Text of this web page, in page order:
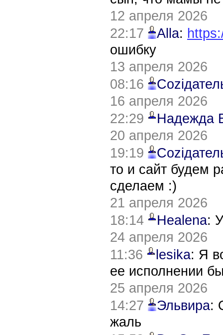
12 апреля 2026
22:17
Alla:
ошибку
13 апреля 2026
08:16
16 апреля 2026
22:29
Надежда
20 апреля 2026
19:19
то и сайт будем
сделаем :)
21 апреля 2026
18:14
Healena:
24 апреля 2026
11:36
lesika: Я
ее исполнении
25 апреля 2026
14:27
Эльвира:
жаль